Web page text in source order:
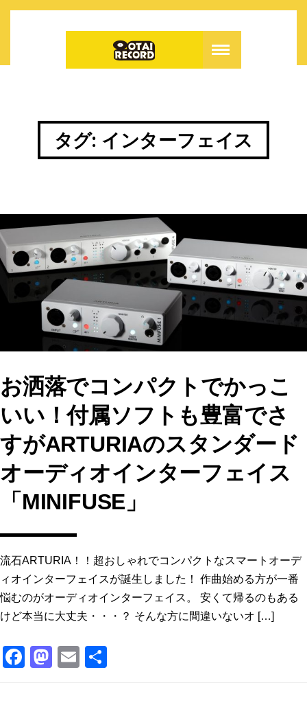
タグ: インターフェイス
お洒落でコンパクトでかっこ
いい！付属ソフトも豊富でさ
すがARTURIAのスタンダード
オーディオインターフェイス
「MINIFUSE」
流石ARTURIA！！超おしゃれでコンパクトなスマートオーデ
ィオインターフェイスが誕生しました！ 作曲始める方が一番
悩むのがオーディオインターフェイス。 安くて帰るのもある
けど本当に大丈夫・・・？ そんな方に間違いないオ […]
F M E